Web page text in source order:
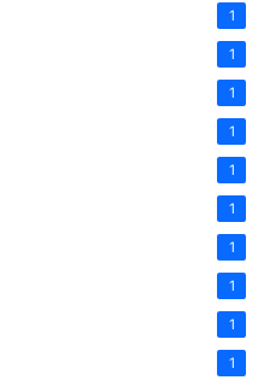
1
1
1
1
1
1
1
1
1
1